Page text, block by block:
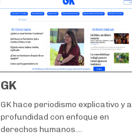
GK
GK hace periodismo explicativo y a
profundidad con enfoque en
derechos humanos....